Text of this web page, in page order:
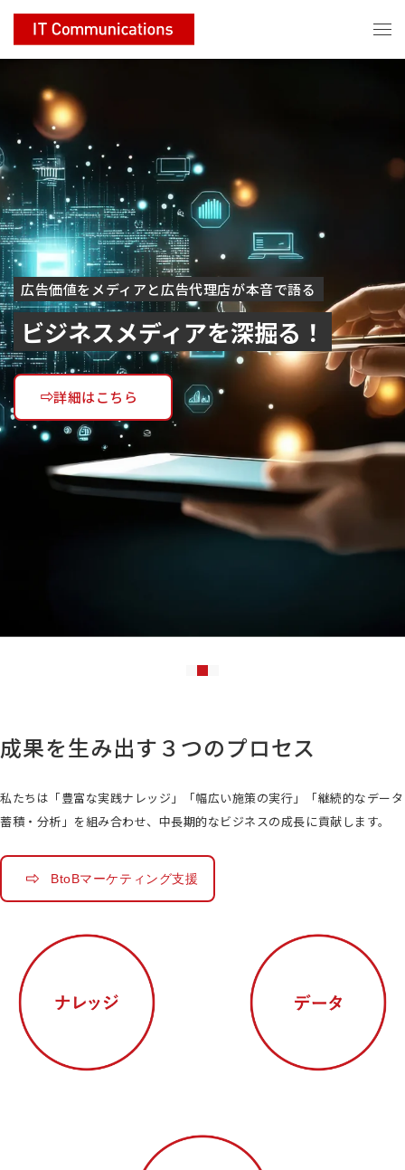
広告価値をメディアと広告代理店が本音で語る
ビジネスメディアを深掘る！
詳細はこちら
成果を生み出す ３つのプロセス
私たちは「豊富な実践ナレッジ」「幅広い施策の実行」
「継続的なデータ
蓄積・分析」を組み合わせ、 中長期的なビジネスの成長に貢献します。
BtoBマーケティング支援